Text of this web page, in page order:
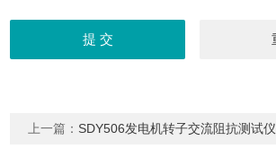
上一篇： SDY506发电机转子交流阻抗测试仪